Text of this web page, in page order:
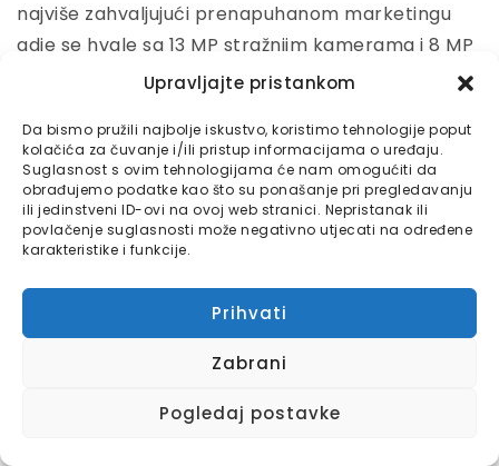
Upravljajte pristankom
Da bismo pružili najbolje iskustvo, koristimo tehnologije poput
kolačića za čuvanje i/ili pristup informacijama o uređaju.
Suglasnost s ovim tehnologijama će nam omogućiti da
obrađujemo podatke kao što su ponašanje pri pregledavanju
ili jedinstveni ID-ovi na ovoj web stranici. Nepristanak ili
povlačenje suglasnosti može negativno utjecati na određene
karakteristike i funkcije.
Prihvati
Zabrani
Pogledaj postavke
najviše zahvaljujući prenapuhanom marketingu
gdje se hvale sa 13 MP stražnjim kamerama i 8 MP
prednjim kamerama koje su daleko lošije nego što
koristi 13 MP senzor za stražnju kameru moramo
priznati da smo očekivali sličnu priču, ali srećom
dobili smo sasvim solidnu kameru za ovaj cjenovni
rang. Daleko je ovo od Samsungovih ili Sony-evih
telefona višeg-srednjeg ili višeg ranga,ali se bez
problema može mjeriti sa prosječnim telefonom
srednjeg ranga, i u skladu s time imajte očekivanja.
Fotografije po dnevnom svjetlu ispadaju vrlo
dobre. Boje su uravnotežene i djeluju prirodno iako